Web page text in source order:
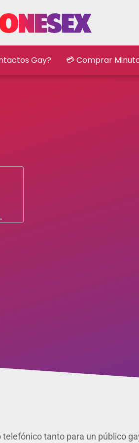
Gay? 💳 Comprar
tanto para un público